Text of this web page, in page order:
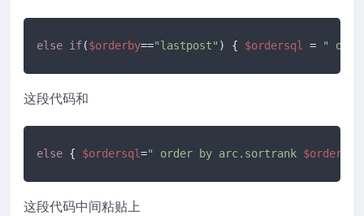
else if($orderby=="lastpost" ) { $ordersql = "
这段代码和
else { $ordersql=" order by arc.sortrank $orderWay
这段代码中间粘贴上